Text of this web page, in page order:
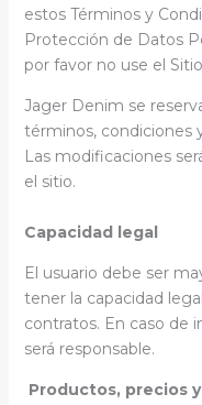
estos Términos y
Protección de Datos
por favor no use el
Jager Denim se
términos, condiciones
Las modificaciones
el sitio.
Capacidad legal
El usuario debe ser
tener la capacidad
contratos. En caso de
será responsable.
Productos, precios